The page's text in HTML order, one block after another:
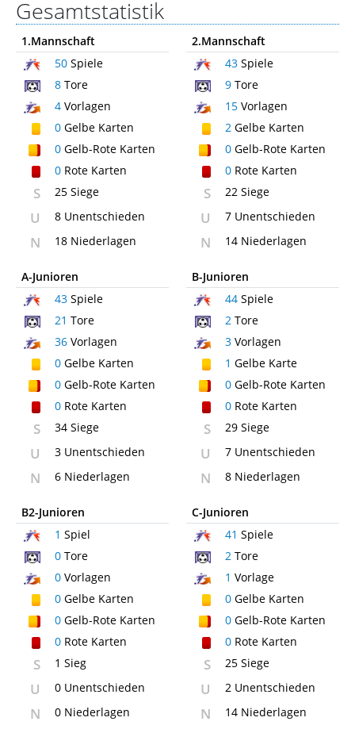
Gesamtstatistik
1.Mannschaft
50 Spiele
8 Tore
4 Vorlagen
0 Gelbe Karten
0 Gelb-Rote Karten
0 Rote Karten
S 25 Siege
U 8 Unentschieden
N 18 Niederlagen
2.Mannschaft
43Spiele
9Tore
15Vorlagen
2Gelbe Karten
0Gelb-Rote Karten
0Rote Karten
S 22 Siege
U 7 Unentschieden
N 14 Niederlagen
A-Junioren
43 Spiele
21 Tore
36 Vorlagen
0 Gelbe Karten
0 Gelb-Rote Karten
0 Rote Karten
S 34 Siege
U 3 Unentschieden
N 6 Niederlagen
B-Junioren
44Spiele
2Tore
3Vorlagen
1 Gelbe Karte
0Gelb-Rote Karten
0Rote Karten
S 29 Siege
U 7 Unentschieden
N 8 Niederlagen
B2-Junioren
1 Spiel
0 Tore
0 Vorlagen
0 Gelbe Karten
0 Gelb-Rote Karten
0 Rote Karten
S 1 Sieg
U 0 Unentschieden
N 0 Niederlagen
C-Junioren
41 Spiele
2Tore
1 Vorlage
0Gelbe Karten
0Gelb-Rote Karten
0Rote Karten
S 25 Siege
U 2 Unentschieden
N 14 Niederlagen